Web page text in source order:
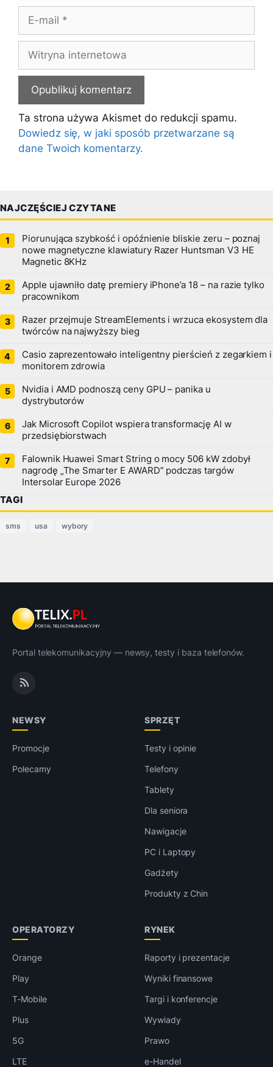
Witryna
internetowa
Ta strona używa Akismet do redukcji spamu.
Dowiedz się, w jaki sposób przetwarzane są
dane Twoich komentarzy.
NAJCZĘŚCIEJ CZYTANE
Piorunująca szybkość i opóźnienie bliskie zeru – poznaj
nowe magnetyczne klawiatury Razer Huntsman V3 HE
Magnetic 8KHz
Apple ujawniło datę premiery iPhone’a 18 – na razie tylko
pracownikom
Razer przejmuje StreamElements i wrzuca ekosystem dla
twórców na najwyższy bieg
Casio zaprezentowało inteligentny pierścień z zegarkiem i
monitorem zdrowia
Nvidia i AMD podnoszą ceny GPU – panika u
dystrybutorów
Jak Microsoft Copilot wspiera transformację AI w
przedsiębiorstwach
Falownik Huawei Smart String o mocy 506 kW zdobył
nagrodę „The Smarter E AWARD” podczas targów
Intersolar Europe 2026
TAGI
sms usa wybory
Portal telekomunikacyjny — newsy, testy i baza telefonów.
NEWSY
Promocje
Polecamy
SPRZĘT
Testy i opinie
Telefony
Tablety
Dla seniora
Nawigacje
PC i Laptopy
Gadżety
Produkty z Chin
OPERATORZY
Orange
Play
T-Mobile
Plus
5G
LTE
RYNEK
Raporty i prezentacje
Wyniki finansowe
Targi i konferencje
Wywiady
Prawo
e-Handel